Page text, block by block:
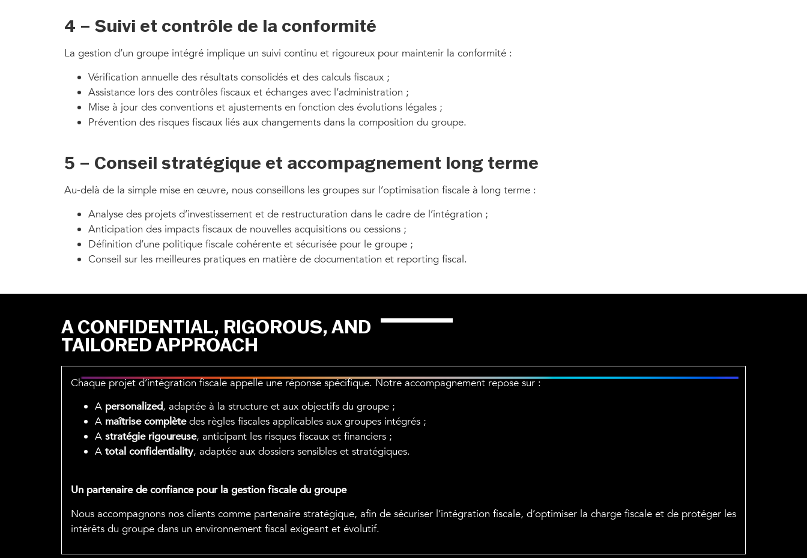
4 – Suivi et contrôle de la conformité
La gestion d’un groupe intégré implique un suivi continu et rigoureux pour maintenir la conformité :
Vérification annuelle des résultats consolidés et des calculs fiscaux ;
Assistance lors des contrôles fiscaux et échanges avec l’administration ;
Mise à jour des conventions et ajustements en fonction des évolutions légales ;
Prévention des risques fiscaux liés aux changements dans la composition du groupe.
5 – Conseil stratégique et accompagnement long terme
Au-delà de la simple mise en œuvre, nous conseillons les groupes sur l’optimisation fiscale à long terme :
Analyse des projets d’investissement et de restructuration dans le cadre de l’intégration ;
Anticipation des impacts fiscaux de nouvelles acquisitions ou cessions ;
Définition d’une politique fiscale cohérente et sécurisée pour le groupe ;
Conseil sur les meilleures pratiques en matière de documentation et reporting fiscal.
A CONFIDENTIAL, RIGOROUS, AND
TAILORED APPROACH
Chaque projet d’intégration fiscale appelle une réponse spécifique. Notre accompagnement repose sur :
A personalized, adaptée à la structure et aux objectifs du groupe ;
A maîtrise complètedes règles fiscales applicables aux groupes intégrés ;
A stratégie rigoureuse, anticipant les risques fiscaux et financiers ;
A total confidentiality, adaptée aux dossiers sensibles et stratégiques.
Un partenaire de confiance pour la gestion fiscale du groupe
Nous accompagnons nos clients comme partenaire stratégique, afin de sécuriser l’intégration fiscale, d’optimiser la charge fiscale et de protéger les
intérêts du groupe dans un environnement fiscal exigeant et évolutif.